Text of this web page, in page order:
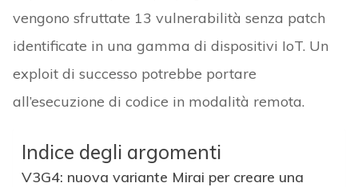
vengono sfruttate 13 vulnerabilità senza patch
identificate in una gamma di dispositivi IoT. Un
exploit di successo potrebbe portare
all’esecuzione di codice in modalità remota.
Indice degli argomenti
V3G4: nuova variante Mirai per creare una